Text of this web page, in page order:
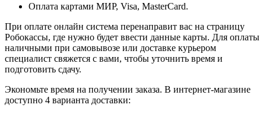
Оплата картами МИР, Visa, MasterCard.
При оплате онлайн система перенаправит вас на страницу
Робокассы, где нужно будет ввести данные карты. Для оплаты
наличными при самовывозе или доставке курьером
специалист свяжется с вами, чтобы уточнить время и
подготовить сдачу.
Экономьте время на получении заказа. В интернет-магазине
доступно 4 варианта доставки: